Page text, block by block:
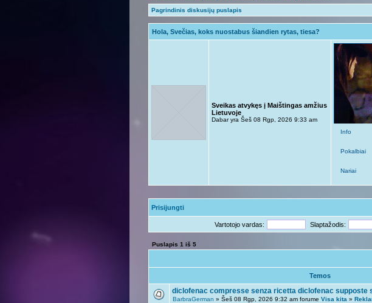
Pagrindinis diskusijų puslapis
Hola, Svečias, koks nuostabus šiandien rytas, tiesa?
Sveikas atvykęs į Maištingas amžius
Lietuvoje
Dabar yra Šeš 08 Rgp, 2026 9:33 am
Info
Pokalbiai
Nariai
Prisijungti
Vartotojo vardas: Slaptažodis:
Puslapis 1 iš 5
Temos
diclofenac compresse senza ricetta diclofenac supposte
BarbraGerman » Šeš 08 Rgp, 2026 9:32 am forume Visa kita »